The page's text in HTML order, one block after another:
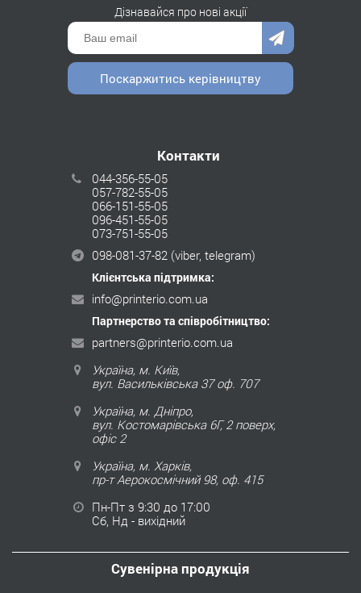
Дізнавайся про нові акції
Поскаржитись керівництву
Контакти
044-356-55-05
057-782-55-05
066-151-55-05
096-451-55-05
073-751-55-05
098-081-37-82 (viber, telegram)
Клієнтська підтримка:
info@printerio.com.ua
Партнерство та співробітництво:
partners@printerio.com.ua
Україна, м. Київ,
вул. Васильківська 37 оф. 707
Україна, м. Дніпро,
вул. Костомарівська 6Г, 2 поверх,
офіс 2
Україна, м. Харків,
пр-т Аерокосмічний 98, оф. 415
Пн-Пт з 9:30 до 17:00
Сб, Нд - вихідний
Сувенірна продукція